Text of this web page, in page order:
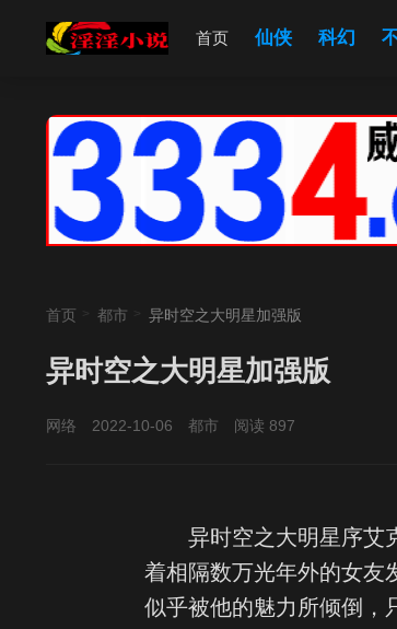
首页 仙侠 科幻
首页 都市 异时空之大明星加强版
异时空之大明星加强版
网络 2022-10-06 都市 阅读 897
异时空之大明星序艾克
着相隔数万光年外的女友
似乎被他的魅力所倾倒，